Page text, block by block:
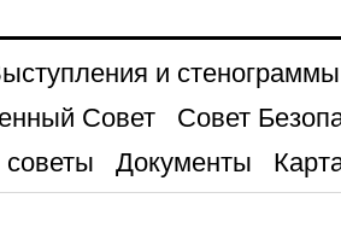
и стенограммы
Совет
Совет
Документы